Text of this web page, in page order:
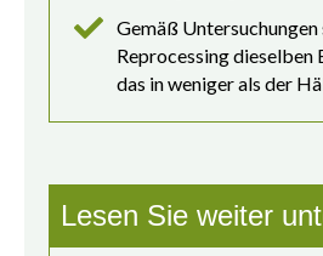
Gemäß
Reprocessing dieselben
das in weniger als der
Lesen Sie weiter